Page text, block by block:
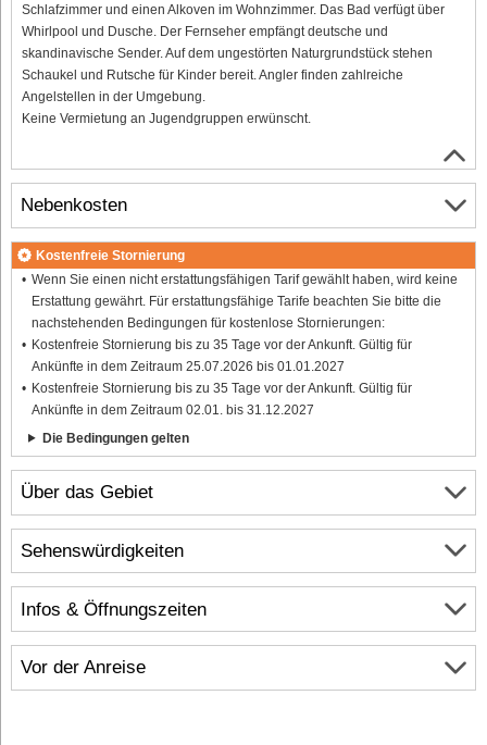
Schlafzimmer und einen Alkoven im Wohnzimmer. Das Bad verfügt über
Whirlpool und Dusche. Der Fernseher empfängt deutsche und
skandinavische Sender. Auf dem ungestörten Naturgrundstück stehen
Schaukel und Rutsche für Kinder bereit. Angler finden zahlreiche
Angelstellen in der Umgebung.
Keine Vermietung an Jugendgruppen erwünscht.
Über das Gebiet
Infos & Öffnungszeiten
Vor der Anreise
Nebenkosten
Kostenfreie Stornierung
Wenn Sie einen nicht erstattungsfähigen Tarif gewählt haben, wird keine
Erstattung gewährt. Für erstattungsfähige Tarife beachten Sie bitte die
nachstehenden Bedingungen für kostenlose Stornierungen:
Kostenfreie Stornierung bis zu 35 Tage vor der Ankunft. Gültig für
Ankünfte in dem Zeitraum 25.07.2026 bis 01.01.2027
Kostenfreie Stornierung bis zu 35 Tage vor der Ankunft. Gültig für
Ankünfte in dem Zeitraum 02.01. bis 31.12.2027
Die Bedingungen gelten
Sehenswürdigkeiten